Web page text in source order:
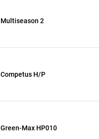
Multiseason 2
Competus H/P
Green-Max HP010